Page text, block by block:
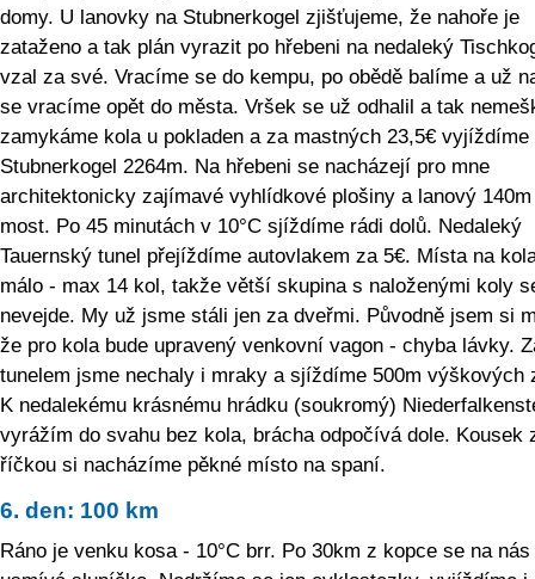
domy. U lanovky na Stubnerkogel zjišťujeme, že nahoře je
zataženo a tak plán vyrazit po hřebeni na nedaleký
vzal za své. Vracíme se do kempu, po obědě balíme a už
se vracíme opět do města. Vršek se už odhalil a tak
zamykáme kola u pokladen a za mastných 23,5€ vyjíždíme
Stubnerkogel 2264m. Na hřebeni se nacházejí pro mne
architektonicky zajímavé vyhlídkové plošiny a lanový
most. Po 45 minutách v 10°C sjíždíme rádi dolů. Nedaleký
Tauernský tunel přejíždíme autovlakem za 5€. Místa na
málo - max 14 kol, takže větší skupina s naloženými koly
nevejde. My už jsme stáli jen za dveřmi. Původně jsem si
že pro kola bude upravený venkovní vagon - chyba lávky.
tunelem jsme nechaly i mraky a sjíždíme 500m výškových
K nedalekému krásnému hrádku (soukromý)
vyrážím do svahu bez kola, brácha odpočívá dole. Kousek
říčkou si nacházíme pěkné místo na spaní.
6. den: 100 km
Ráno je venku kosa - 10°C brr. Po 30km z kopce se na